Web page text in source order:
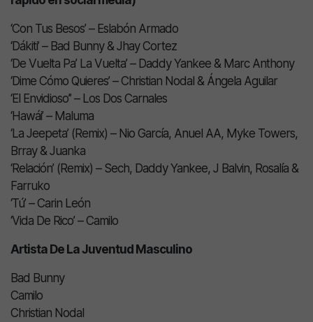
‘Con Tus Besos’ – Eslabón Armado
‘Dákiti’ – Bad Bunny & Jhay Cortez
‘De Vuelta Pa’ La Vuelta’ – Daddy Yankee & Marc Anthony
‘Dime Cómo Quieres’ – Christian Nodal & Ángela Aguilar
‘El Envidioso’’ – Los Dos Carnales
‘Hawái’ – Maluma
‘La Jeepeta’ (Remix) – Nio García, Anuel AA, Myke Towers,
Brray & Juanka
‘Relación’ (Remix) – Sech, Daddy Yankee, J Balvin, Rosalía &
Farruko
‘Tú’ – Carin León
‘Vida De Rico’ – Camilo
Artista De La Juventud Masculino
Bad Bunny
Camilo
Christian Nodal